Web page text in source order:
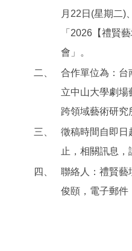
月22日(星期二)
「2026【禮賢
會」。
二、
合作單位為：台
立中山大學劇場
跨領域藝術研究
三、
徵稿時間自即日
止，相關訊息，
四、
聯絡人：禮賢藝
俊頤，電子郵件